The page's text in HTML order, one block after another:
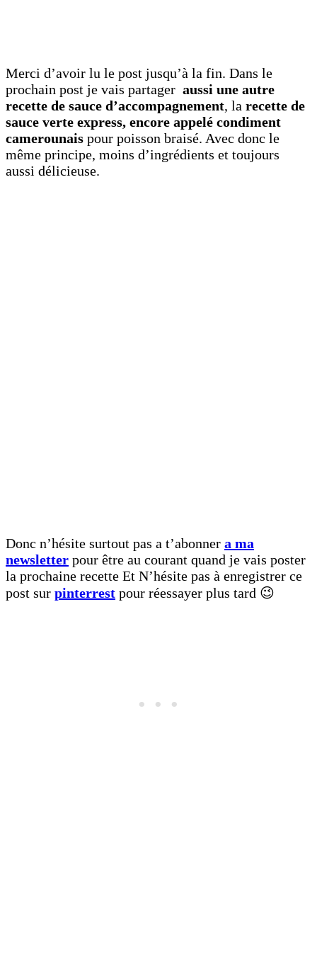
Merci d’avoir lu le post jusqu’à la fin. Dans le
prochain post je vais partager aussi une autre
recette de sauce d’accompagnement, la recette de
sauce verte express, encore appelé condiment
camerounais pour poisson braisé. Avec donc le
même principe, moins d’ingrédients et toujours
aussi délicieuse.
Donc n’hésite surtout pas a t’abonner a ma
newsletter pour être au courant quand je vais poster
la prochaine recette Et N’hésite pas à enregistrer ce
post sur pinterrest pour réessayer plus tard 😉